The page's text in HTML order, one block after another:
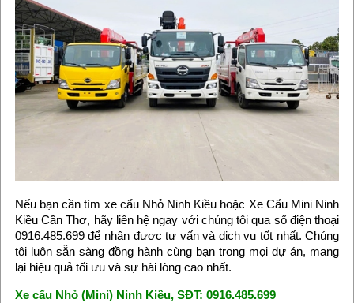
Nếu bạn cần tìm xe cẩu Nhỏ Ninh Kiều hoặc Xe Cẩu Mini Ninh
Kiều Cần Thơ, hãy liên hệ ngay với chúng tôi qua số điện thoại
0916.485.699 để nhận được tư vấn và dịch vụ tốt nhất. Chúng
tôi luôn sẵn sàng đồng hành cùng bạn trong mọi dự án, mang
lại hiệu quả tối ưu và sự hài lòng cao nhất.
Xe cẩu Nhỏ (Mini) Ninh Kiều, SĐT: 0916.485.699